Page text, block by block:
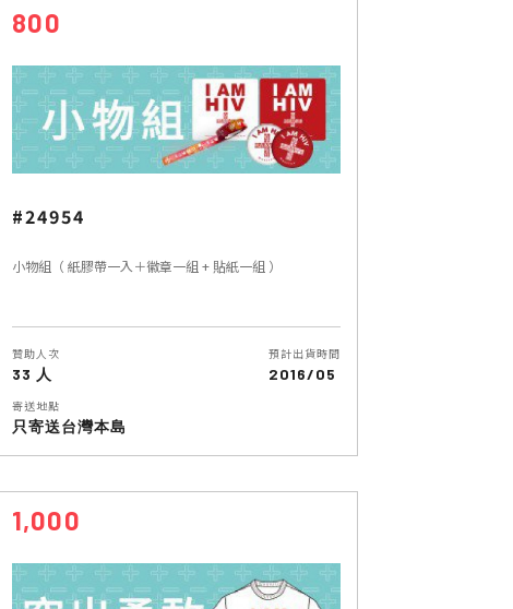
800
#24954
小物組（ 紙膠帶一入＋徽章一組 + 貼紙一組 ）
贊助人次
33 人
預計出貨時間
2016/05
寄送地點
只寄送台灣本島
1,000